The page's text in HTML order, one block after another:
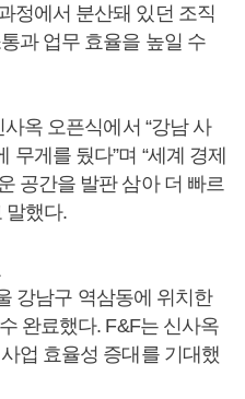
정에서 분산돼 있던 조직
과 업무 효율을 높일 수
옥 오픈식에서 “강남 사
무게를 뒀다”며 “세계 경제
공간을 발판 삼아 더 빠르
말했다.
강남구 역삼동에 위치한
완료했다. F&F는 신사옥
업 효율성 증대를 기대했